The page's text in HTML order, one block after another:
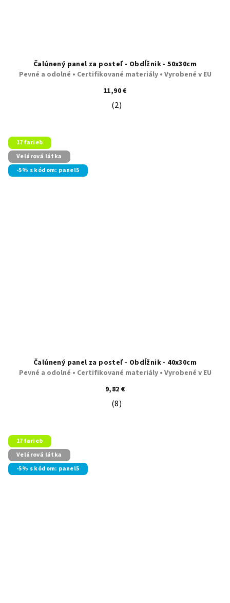
Čalúnený panel za posteľ - Obdĺžnik - 50x30cm
Pevné a odolné • Certifikované materiály • Vyrobené v EU
11,90 €
Priemerné hodnotenie produktu
(2)
17 farieb
Velúrová látka
-5% s kódom: panel5
Čalúnený panel za posteľ - Obdĺžnik - 40x30cm
Pevné a odolné • Certifikované materiály • Vyrobené v EU
9,82 €
Priemerné hodnotenie produktu
(8)
17 farieb
Velúrová látka
-5% s kódom: panel5